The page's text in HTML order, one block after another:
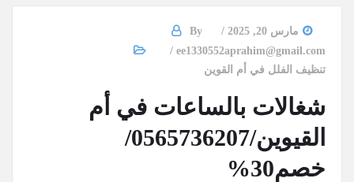
مارس 20, 2025
By
ee1330552aprahim@gmail.com
تنظيف الفلل في أم القوين
شغالات بالساعات في أم
القيوين/0565736207/
خصم30%